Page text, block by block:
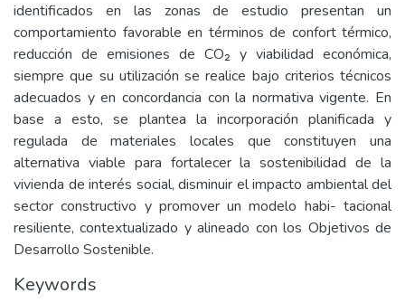
identificados en las zonas de estudio presentan un
comportamiento favorable en términos de confort térmico,
reducción de emisiones de CO₂ y viabilidad económica,
siempre que su utilización se realice bajo criterios técnicos
adecuados y en concordancia con la normativa vigente. En
base a esto, se plantea la incorporación planificada y
regulada de materiales locales que constituyen una
alternativa viable para fortalecer la sostenibilidad de la
vivienda de interés social, disminuir el impacto ambiental del
sector constructivo y promover un modelo habi- tacional
resiliente, contextualizado y alineado con los Objetivos de
Desarrollo Sostenible.
Keywords